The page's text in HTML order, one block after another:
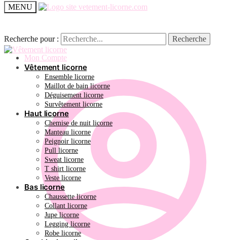
MENU
Recherche pour : Recherche
Mon Compte
Recherche pour : Recherche
Vêtement licorne
Ensemble licorne
Maillot de bain licorne
Déguisement licorne
Survêtement licorne
Haut licorne
Chemise de nuit licorne
Manteau licorne
Peignoir licorne
Pull licorne
Sweat licorne
T shirt licorne
Veste licorne
Bas licorne
Chaussette licorne
Collant licorne
Jupe licorne
Legging licorne
Robe licorne